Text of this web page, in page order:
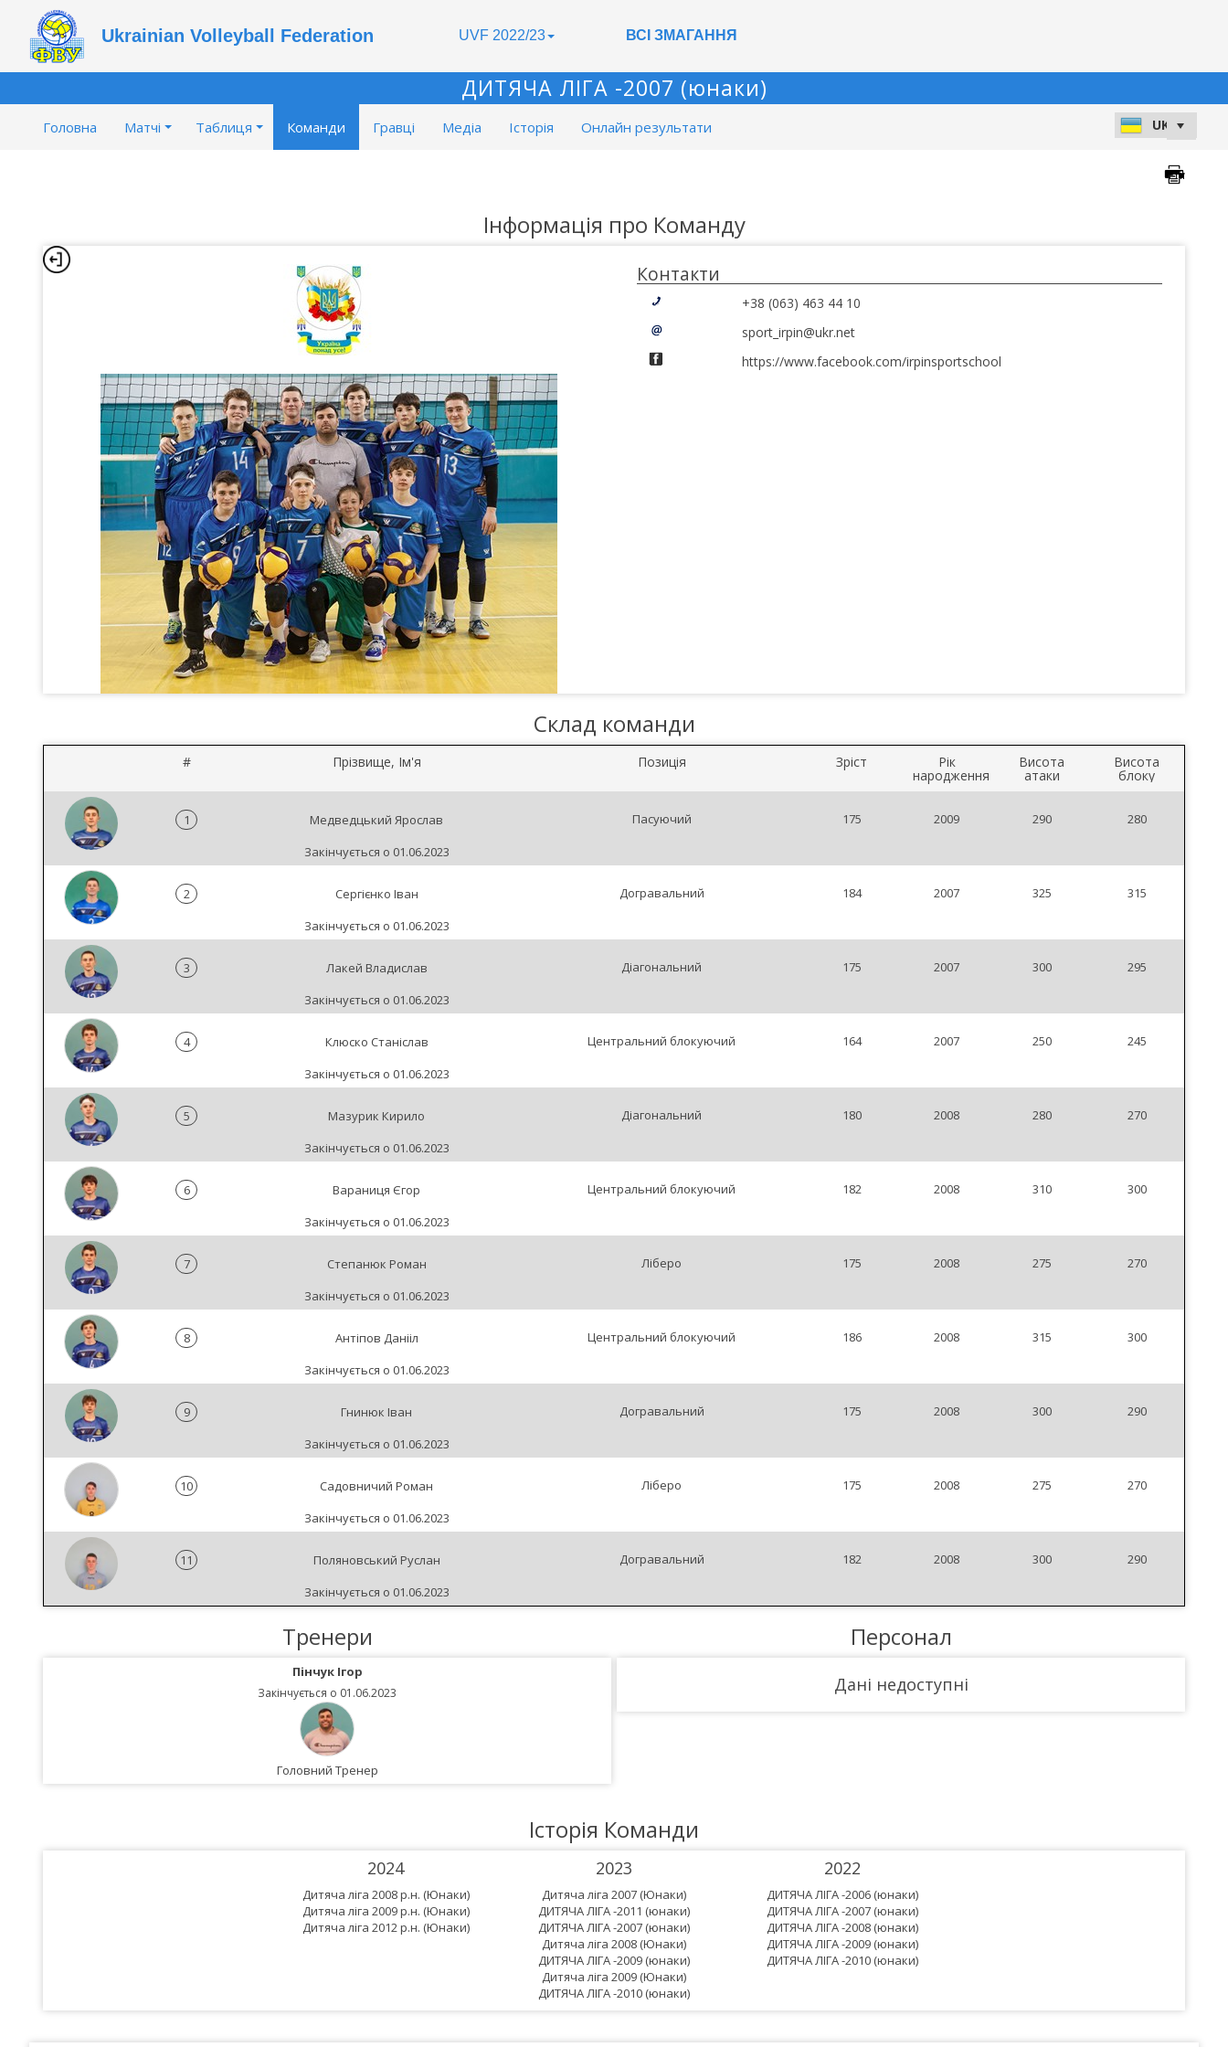
Ukrainian Volleyball Federation UVF 2022/23 ВСІ ЗМАГАННЯ
ДИТЯЧА ЛІГА -2007 (юнаки)
Головна Матчі Таблиця Команди Гравці Медіа Історія Онлайн результати
Інформація про Команду
Контакти
+38 (063) 463 44 10
sport_irpin@ukr.net
https://www.facebook.com/irpinsportschool
Склад команди
# Прізвище, Ім'я Позиція Зріст Рік
народження
Висота
атаки
Висота
блоку
1
Медведцький Ярослав
Закінчується о 01.06.2023
Пасуючий 175 2009 290 280
2
Сергієнко Іван
Закінчується о 01.06.2023
Догравальний 184 2007 325 315
3
Лакей Владислав
Закінчується о 01.06.2023
Діагональний 175 2007 300 295
4
Клюско Станіслав
Закінчується о 01.06.2023
Центральний блокуючий 164 2007 250 245
5
Мазурик Кирило
Закінчується о 01.06.2023
Діагональний 180 2008 280 270
6
Вараниця Єгор
Закінчується о 01.06.2023
Центральний блокуючий 182 2008 310 300
7
Степанюк Роман
Закінчується о 01.06.2023
Ліберо 175 2008 275 270
8
Антіпов Данііл
Закінчується о 01.06.2023
Центральний блокуючий 186 2008 315 300
9
Гнинюк Іван
Закінчується о 01.06.2023
Догравальний 175 2008 300 290
10
Садовничий Роман
Закінчується о 01.06.2023
Ліберо 175 2008 275 270
11
Поляновський Руслан
Закінчується о 01.06.2023
Догравальний 182 2008 300 290
Тренери
Пінчук Ігор
Закінчується о 01.06.2023
Головний Тренер
Персонал
Дані недоступні
Історія Команди
2024
Дитяча ліга 2008 р.н. (Юнаки)
Дитяча ліга 2009 р.н. (Юнаки)
Дитяча ліга 2012 р.н. (Юнаки)
2023
Дитяча ліга 2007 (Юнаки)
ДИТЯЧА ЛІГА -2011 (юнаки)
ДИТЯЧА ЛІГА -2007 (юнаки)
Дитяча ліга 2008 (Юнаки)
ДИТЯЧА ЛІГА -2009 (юнаки)
Дитяча ліга 2009 (Юнаки)
ДИТЯЧА ЛІГА -2010 (юнаки)
2022
ДИТЯЧА ЛІГА -2006 (юнаки)
ДИТЯЧА ЛІГА -2007 (юнаки)
ДИТЯЧА ЛІГА -2008 (юнаки)
ДИТЯЧА ЛІГА -2009 (юнаки)
ДИТЯЧА ЛІГА -2010 (юнаки)